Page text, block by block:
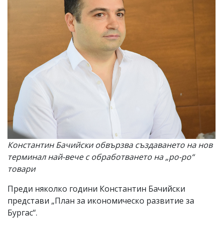
Константин Бачийски обвързва създаването на нов
терминал най-вече с обработването на „ро-ро“
товари
Преди няколко години Константин Бачийски
представи „План за икономическо развитие за
Бургас“.